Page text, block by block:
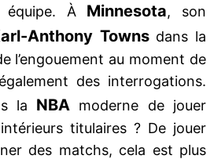
À Minnesota, son
Anthony Townsdans la
l’engouement au moment de
des interrogations.
la
NBA moderne de jouer
titulaires ? De jouer
des matchs, cela est plus